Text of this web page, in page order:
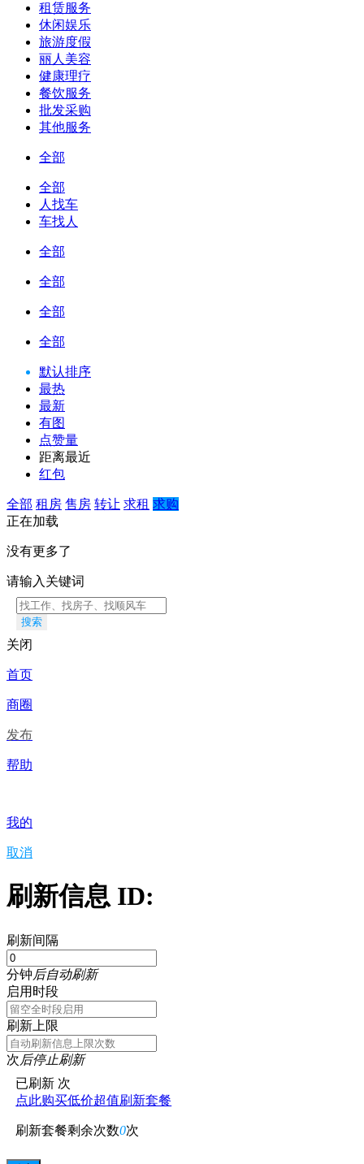
租赁服务
休闲娱乐
旅游度假
丽人美容
健康理疗
餐饮服务
批发采购
其他服务
全部
全部
人找车
车找人
全部
全部
全部
全部
默认排序
最热
最新
有图
点赞量
距离最近
红包
全部 租房 售房 转让 求租 求购
正在加载
没有更多了
请输入关键词
搜索
关闭
首页
商圈
发布
帮助
我的
取消
刷新信息 ID:
刷新间隔
分钟后自动刷新
启用时段
刷新上限
次后停止刷新
已刷新 次
点此购买低价超值刷新套餐
刷新套餐剩余次数0次